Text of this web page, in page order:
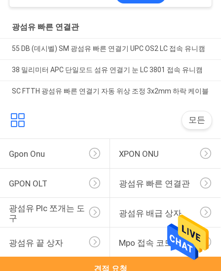
광섬유 빠른 연결관
55 DB (데시벨) SM 광섬유 빠른 연결기 UPC OS2 LC 접속 유니캠
38 밀리미터 APC 단일모드 섬유 연결기 눈 LC 3801 접속 유니캠
SC FTTH 광섬유 빠른 연결기 자동 위상 조정 3x2mm 하락 케이블
모든
Gpon Onu XPON ONU
GPON OLT 광섬유 빠른 연결관
광섬유 Plc 쪼개는 도
구
광섬유 배급 상자
광섬유 끝 상자 Mpo 접속 코드
견적 요청